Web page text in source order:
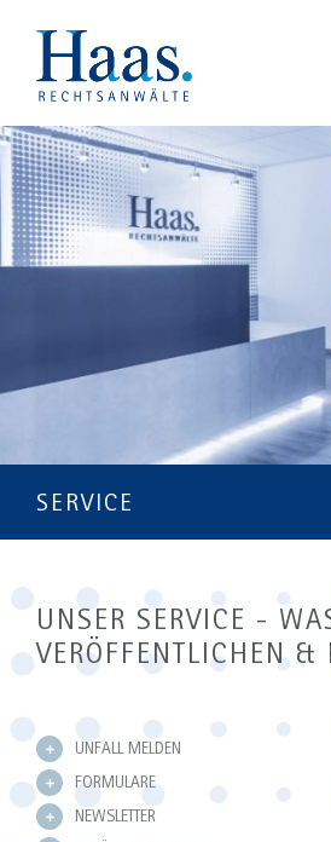
SERVICE
UNSER SERVICE -
VERÖFFENTLICHEN &
UNFALL MELDEN
FORMULARE
NEWSLETTER